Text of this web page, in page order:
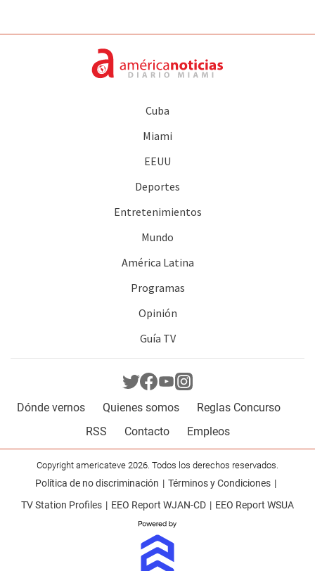
Cuba
Miami
EEUU
Deportes
Entretenimientos
Mundo
América Latina
Programas
Opinión
Guía TV
Dónde vernos Quienes somos
Reglas Concurso
RSS
Contacto Empleos
Copyright americateve 2026. Todos los derechos reservados.
Política de no discriminación
Términos y Condiciones
TV Station Profiles
EEO Report WJAN-CD EEO Report WSUA